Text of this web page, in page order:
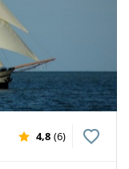
4,8 (6)